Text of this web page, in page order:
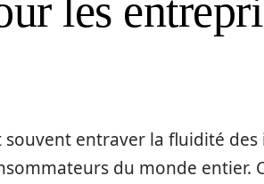
les
entraver la fluidité des
du monde entier.